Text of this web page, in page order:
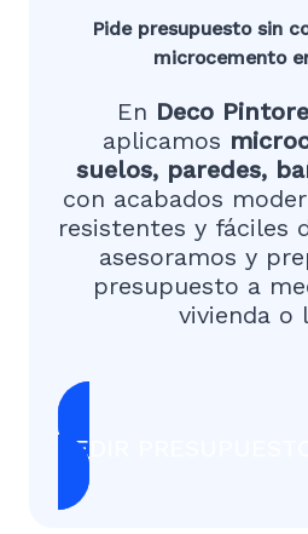
Pide presupuesto sin
microcemento
En Deco
aplicamos
suelos, paredes,
con acabados
resistentes y fáciles
asesoramos y
presupuesto a
vivienda o
PEDIR